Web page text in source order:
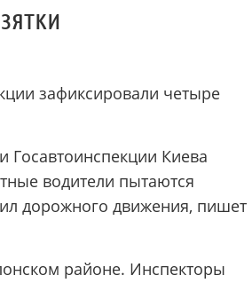
зафиксировали четыре
Госавтоинспекции Киева
водители пытаются
дорожного движения, пишет
районе. Инспекторы